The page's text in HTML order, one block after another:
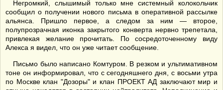
Негромкий, слышимый только мне системный колокольчик
сообщил о получении нового письма в оперативной рассылке
альянса. Пришло первое, а следом за ним — второе,
полупрозрачная иконка закрытого конверта нервно трепетала,
привлекая желание прочитать. По сосредоточенному виду
Алекса я видел, что он уже читает сообщение.
Письмо было написано Комтуром. В резком и ультимативном
тоне он информировал, что с сегодняшнего дня, с восьми утра
по Москве клан "Дозоры" и клан ПРОЕКТ АД заключают мир и